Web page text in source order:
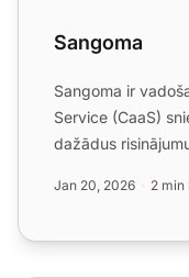
Sangoma
Sangoma ir
Service (CaaS)
dažādus
Jan 20, 2026 2 min